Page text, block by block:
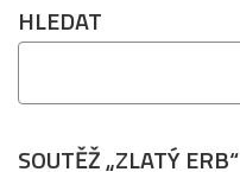
HLEDAT
SOUTĚŽ „ZLATÝ ERB“